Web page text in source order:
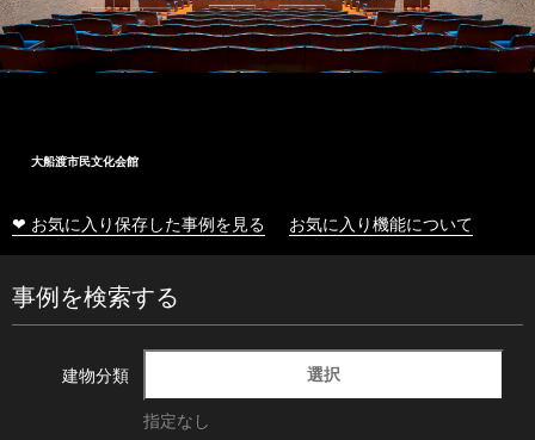
大船渡市民文化会館
❤ お気に入り保存した事例を見る お気に入り機能について
事例を検索する
建物分類 選択
指定なし